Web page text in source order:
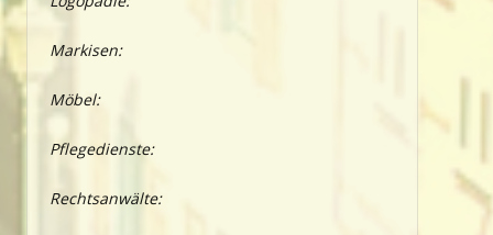
Markisen:
Möbel:
Pflegedienste:
Rechtsanwälte: